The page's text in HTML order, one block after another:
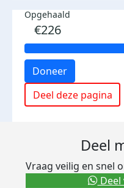
Opgehaald
€226
Doneer
Deel deze pagina
Deel
Vraag veilig en snel
Deel